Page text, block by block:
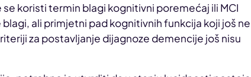
koristi termin blagi kognitivni poremećaj ili MCI
ali primjetni pad kognitivnih funkcija koji još ne
za postavljanje dijagnoze demencije još nisu